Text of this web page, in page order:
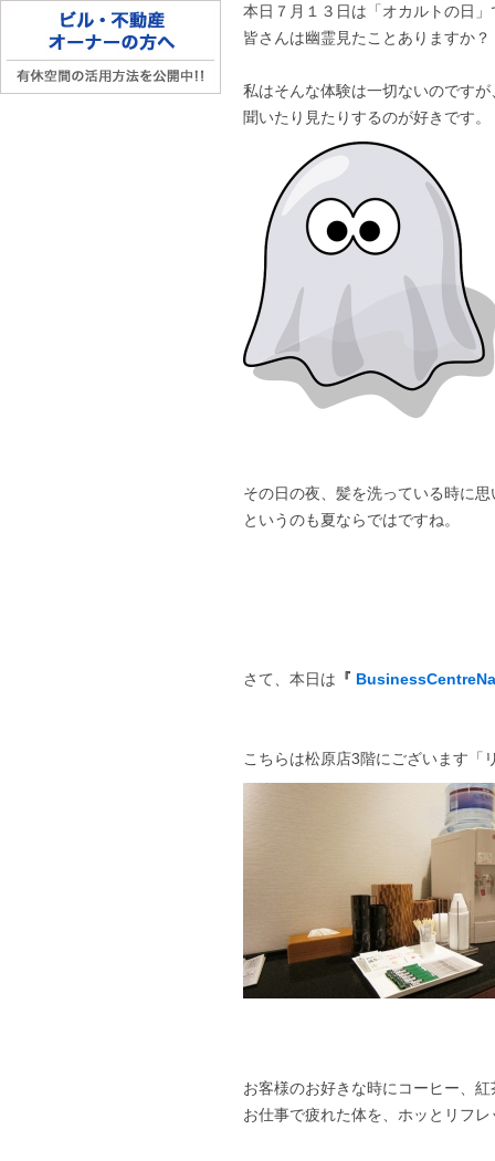
本日７月１３日は「オカルトの日」
皆さんは幽霊見たことありますか？
私はそんな体験は一切ないのです
聞いたり見たりするのが好きです。
その日の夜、髪を洗っている時に
というのも夏ならではですね。
さて、本日は 『
こちらは松原店3階にございます「
お客様のお好きな時にコーヒー、
お仕事で疲れた体を、ホッとリフ